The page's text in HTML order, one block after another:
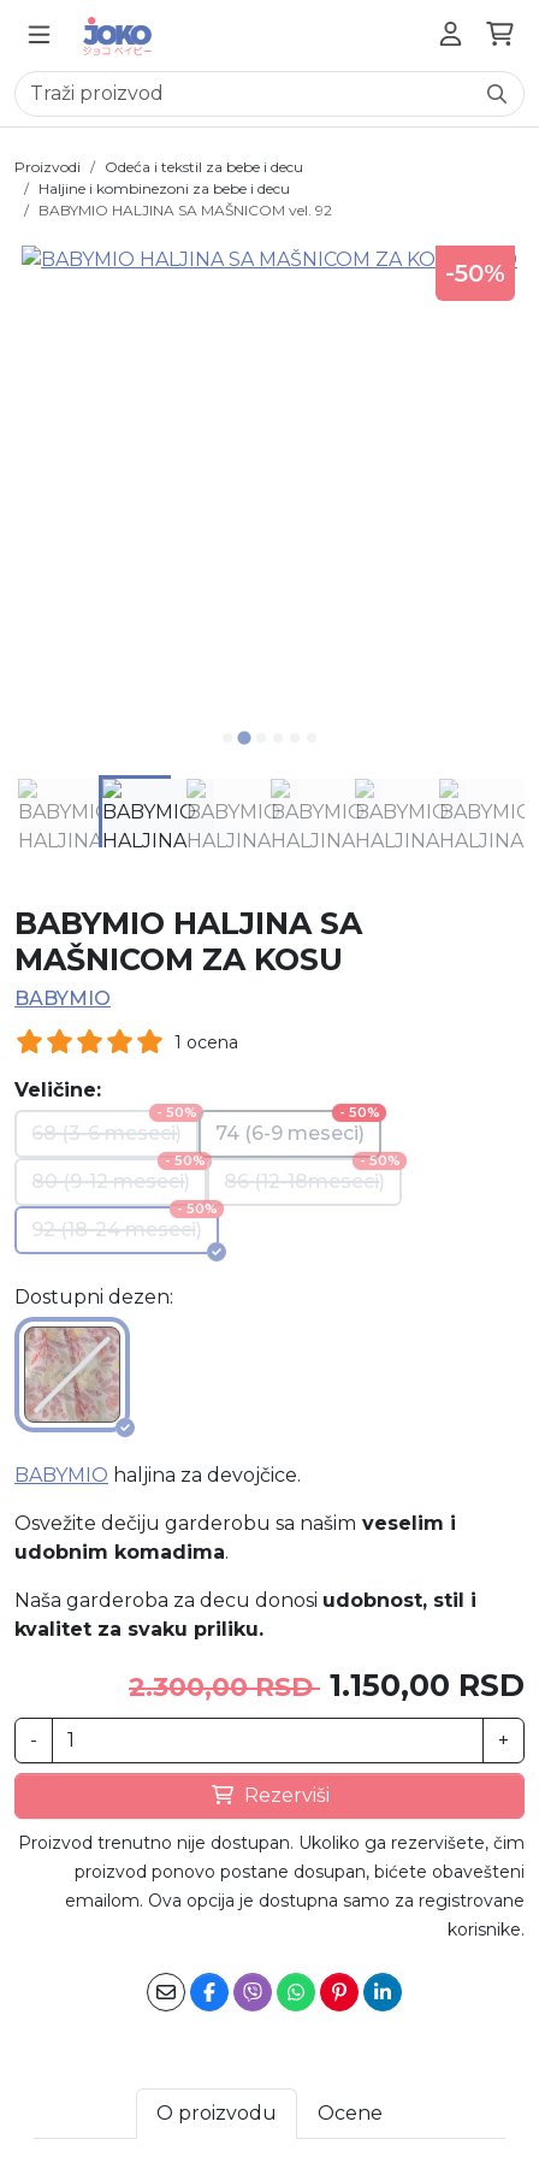
Proizvodi
Odeća i tekstil za bebe i decu
Haljine i kombinezoni za bebe i decu
BABYMIO HALJINA SA MAŠNICOM vel. 92
-50%
BABYMIO HALJINA SA
MAŠNICOM ZA KOSU
BABYMIO
1 ocena
Veličine:
- 50%
68 (3-6 meseci)
- 50%
74 (6-9 meseci)
- 50%
80 (9-12 meseci)
- 50%
86 (12-18meseci)
- 50%
92 (18-24 meseci)
Dostupni dezen:
BABYMIO haljina za devojčice.
Osvežite dečiju garderobu sa našim veselim i
udobnim komadima.
Naša garderoba za decu donosi udobnost, stil i
kvalitet za svaku priliku.
2.300,00 RSD 1.150,00 RSD
- +
Rezerviši
Proizvod trenutno nije dostupan. Ukoliko ga rezervišete, čim
proizvod ponovo postane dosupan, bićete obavešteni
emailom. Ova opcija je dostupna samo za registrovane
korisnike.
O proizvodu Ocene